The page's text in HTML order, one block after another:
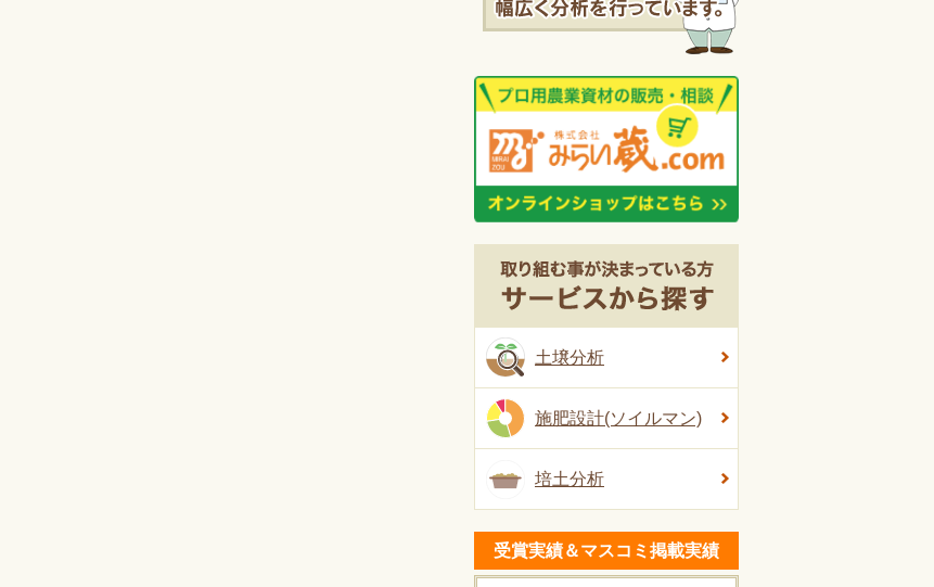
土壌分析
施肥設計(ソイルマン)
培土分析
受賞実績＆マスコミ掲載実績